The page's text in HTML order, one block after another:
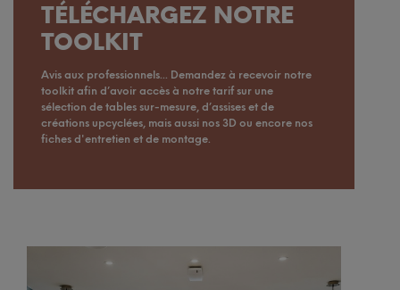
TÉLÉCHARGEZ NOTRE
TOOLKIT
Avis aux professionnels... Demandez à recevoir notre
toolkit afin d’avoir accès à notre tarif sur une
sélection de tables sur-mesure, d’assises et de
créations upcyclées, mais aussi nos 3D ou encore nos
fiches d'entretien et de montage.